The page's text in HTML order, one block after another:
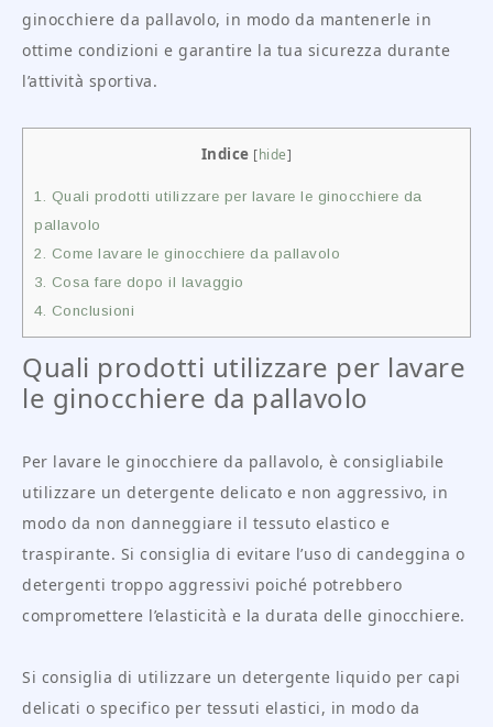
ginocchiere da pallavolo, in modo da mantenerle in
ottime condizioni e garantire la tua sicurezza durante
l’attività sportiva.
Indice [hide]
1. Quali prodotti utilizzare per lavare le ginocchiere da
pallavolo
2. Come lavare le ginocchiere da pallavolo
3. Cosa fare dopo il lavaggio
4. Conclusioni
Quali prodotti utilizzare per lavare
le ginocchiere da pallavolo
Per lavare le ginocchiere da pallavolo, è consigliabile
utilizzare un detergente delicato e non aggressivo, in
modo da non danneggiare il tessuto elastico e
traspirante. Si consiglia di evitare l’uso di candeggina o
detergenti troppo aggressivi poiché potrebbero
compromettere l’elasticità e la durata delle ginocchiere.
Si consiglia di utilizzare un detergente liquido per capi
delicati o specifico per tessuti elastici, in modo da